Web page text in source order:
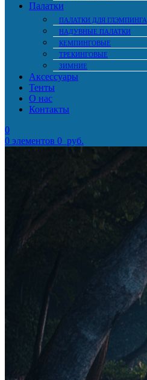
Палатки
ПАЛАТКИ ДЛЯ ГЛЭМПИНГА
НАДУВНЫЕ ПАЛАТКИ
КЕМПИНГОВЫЕ
ТРЕКИНГОВЫЕ
ЗИМНИЕ
Аксессуары
Тенты
О нас
Контакты
0
0 элементов 0 руб.